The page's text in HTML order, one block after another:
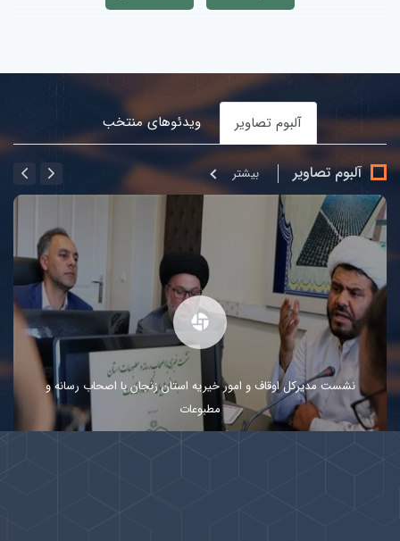
آلبوم تصاویر ویدئوهای منتخب
آلبوم تصاویر بيشتر
نشست مدیرکل اوقاف و امور خیریه استان زنجان با اصحاب رسانه و
مطبوعات